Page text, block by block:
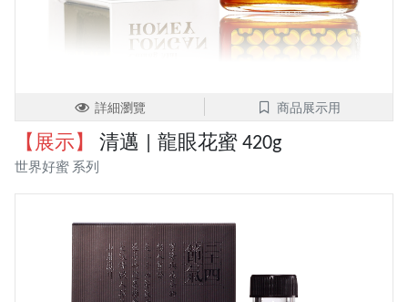
詳細瀏覽 商品展示用
【展示】 清邁 | 龍眼花蜜 420g
世界好蜜 系列